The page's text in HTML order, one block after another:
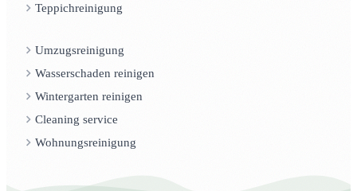
Teppichreinigung
Umzugsreinigung
Wasserschaden reinigen
Wintergarten reinigen
Cleaning service
Wohnungsreinigung